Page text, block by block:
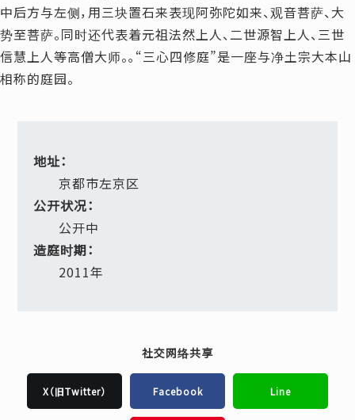
中后方与左侧，用三块置石来表现阿弥陀如来、观音菩萨、大
势至菩萨。同时还代表着元祖法然上人、二世源智上人、三世
信慧上人等高僧大师。｡“三心四修庭”是一座与净土宗大本山
相称的庭园。
地址：
京都市左京区
公开状况：
公开中
造庭时期：
2011年
社交网络共享
X（旧Twitter） Facebook Line